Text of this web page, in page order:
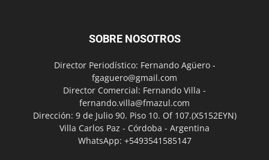
SOBRE NOSOTROS
Director Periodístico: Fernando Agüero -
fgaguero@gmail.com
Director Comercial: Fernando Villa -
fernando.villa@fmazul.com
Dirección: 9 de Julio 90. Piso 10. Of 107.(X5152EYN)
Villa Carlos Paz - Córdoba - Argentina
WhatsApp: +5493541585147